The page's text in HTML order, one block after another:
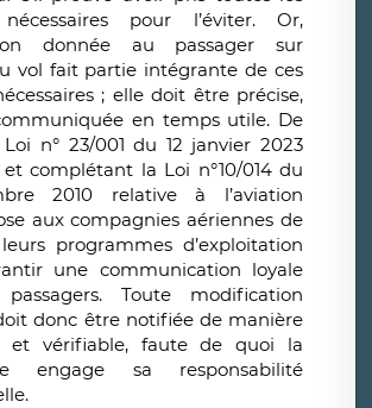
pour l’éviter. Or,
donnée au passager sur
vol fait partie intégrante de ces
; elle doit être précise,
en temps utile. De
n° 23/001 du 12 janvier 2023
complétant la Loi n°10/014 du
2010 relative à l’aviation
aux compagnies aériennes de
programmes d’exploitation
une communication loyale
Toute modification
donc être notifiée de manière
et vérifiable, faute de quoi la
engage sa responsabilité